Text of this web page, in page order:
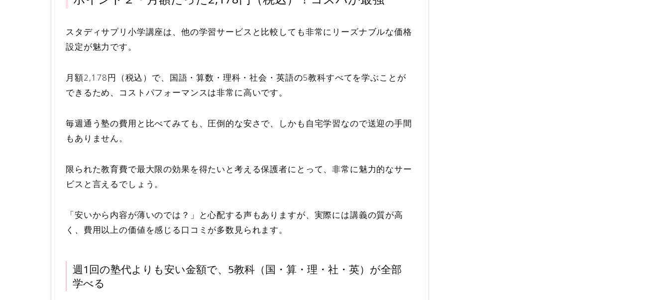
スタディサプリ小学講座は、他の学習サービスと比較しても非常にリーズナブルな価格
設定が魅力です。
月額2,178円（税込）で、国語・算数・理科・社会・英語の5教科すべてを学ぶことが
できるため、コストパフォーマンスは非常に高いです。
毎週通う塾の費用と比べてみても、圧倒的な安さで、しかも自宅学習なので送迎の手間
もありません。
限られた教育費で最大限の効果を得たいと考える保護者にとって、非常に魅力的なサー
ビスと言えるでしょう。
「安いから内容が薄いのでは？」と心配する声もありますが、実際には講義の質が高
く、費用以上の価値を感じる口コミが多数見られます。
週1回の塾代よりも安い金額で、5教科（国・算・理・社・英）が全部
学べる